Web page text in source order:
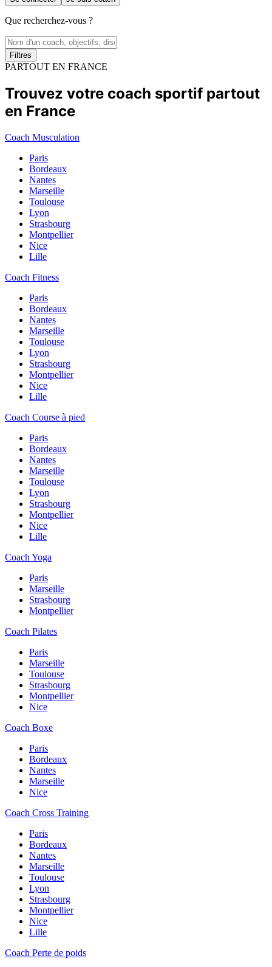
Que recherchez-vous ?
Filtres
PARTOUT EN FRANCE
Trouvez votre coach sportif partout
en France
Coach Musculation
Paris
Bordeaux
Nantes
Marseille
Toulouse
Lyon
Strasbourg
Montpellier
Nice
Lille
Coach Fitness
Paris
Bordeaux
Nantes
Marseille
Toulouse
Lyon
Strasbourg
Montpellier
Nice
Lille
Coach Course à pied
Paris
Bordeaux
Nantes
Marseille
Toulouse
Lyon
Strasbourg
Montpellier
Nice
Lille
Coach Yoga
Paris
Marseille
Strasbourg
Montpellier
Coach Pilates
Paris
Marseille
Toulouse
Strasbourg
Montpellier
Nice
Coach Boxe
Paris
Bordeaux
Nantes
Marseille
Nice
Coach Cross Training
Paris
Bordeaux
Nantes
Marseille
Toulouse
Lyon
Strasbourg
Montpellier
Nice
Lille
Coach Perte de poids